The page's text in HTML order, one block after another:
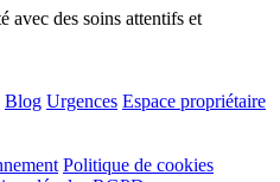
avec des soins attentifs et
Blog Urgences Espace propriétaire
Politique de cookies